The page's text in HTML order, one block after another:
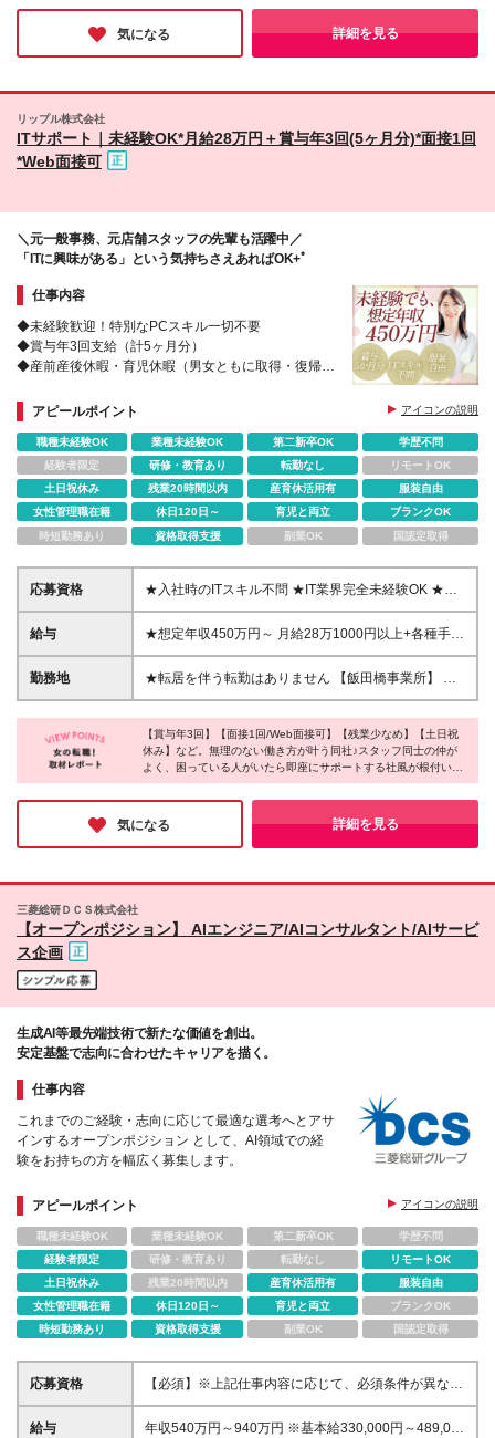
集では「正社員」または「契約社員」での採用となり
ます。 （契約社員の場合：契約期間1年／更新有（契
約期間満了時に判断）／更新上限 有（通算契約期間
でも、あなたの強みを活かせる環境をご用意していま
└期間中は月額30万円を支給。 みなし残業代／月
20時間分：月40,000円含む。超過分別途支給。 └試
ながら働ける新しい体制がとても魅力的でした。女性の活躍推進
を本気で考えている同社なら、ブランクがある方や経験が浅い方
でも自分らしく輝けると確信しました！
気になる 詳細を見る
リップル株式会社
ITサポート｜未経験OK*月給28万円＋賞与年3回(5ヶ月分)*面接1回
*Web面接可
＼元一般事務、元店舗スタッフの先輩も活躍中／
「ITに興味がある」という気持ちさえあればOK+ﾟ
仕事内容
◆未経験歓迎！特別なPCスキル一切不要
◆賞与年3回支給（計5ヶ月分）
◆産前産後休暇・育児休暇（男女ともに取得・復帰実
◆20代～30代が多数活躍
◆34期連続増収増益の安定基盤を持つグループ企業
アピールポイント アイコンの説明
職種未経験OK 業種未経験OK 第二新卒OK
学歴不問
経験者限定
研修・教育あり 転勤なし
リモートOK
土日祝休み
残業20時間以内 産育休活用有
服装自由
女性管理職在籍
休日120日～ 育児と両立
ブランクOK
時短勤務あり
資格取得支援 副業OK 国認定取得
応募資格
★入社時のITスキル不問 ★IT業界完全未経験OK ★学
歴不問 ＼こんな方にオススメ／ ・IT業界にチャレン
ジしたいけれど、なかなか勇気がでない方 ・ITスキル
フバランスも大切にしたい方
給与
★想定年収450万円～ 月給28万1000円以上+各種手当
+賞与3回（5か月分） ※経験・スキルを考慮の上、決
定 ※上記は一律手当とみなし残業代(24.1時間分／4万
(24.1時間分／4万円～)の変更あり、賞与の支給な
し。その他同条件。契約期間終了後に正社員として雇
用。 ※残業代について超過分は別途支給
勤務地
★転居を伴う転勤はありません 【飯田橋事業所】 東
京都千代田区飯田橋1-5-10 教販九段ビル 5階 【九段
下事業所】 東京都千代田区九段北1-8-10 住友不動
産九段6階 (変更の範囲)上記以外なし
【賞与年3回】【面接1回/Web面接可】【残業少なめ】【土日祝
休み】など。無理のない働き方が叶う同社♪スタッフ同士の仲が
よく、困っている人がいたら即座にサポートする社風が根付いて
いる点がとても魅力的だと感じました◎また、未経験からでも先
輩達が親身に教えてくれるので、「IT業界に挑戦したい！」とい
う方にもピッタリ！ぜひ今回のチャンスを見逃さないでください
ね。
気になる 詳細を見る
三菱総研ＤＣＳ株式会社
【オープンポジション】 AIエンジニア/AIコンサルタント/AIサービ
ス企画
生成AI等最先端技術で新たな価値を創出。
安定基盤で志向に合わせたキャリアを描く。
仕事内容
これまでのご経験・志向に応じて最適な選考へとアサ
インするオープンポジション として、AI領域での経
験をお持ちの方を幅広く募集します。
アピールポイント アイコンの説明
職種未経験OK 業種未経験OK 第二新卒OK
学歴不問
経験者限定
研修・教育あり 転勤なし
リモートOK
土日祝休み
残業20時間以内 産育休活用有
服装自由
女性管理職在籍
休日120日～ 育児と両立
ブランクOK
時短勤務あり
資格取得支援 副業OK 国認定取得
応募資格
【必須】※上記仕事内容に応じて、必須条件が異なり
ます。 ■高等学校卒業以上 ■AIシステム開発・技術検
証の場合 ┗AI（生成AI含む）を活用したシステム開
給与
年収540万円～940万円 ※基本給330,000円～489,000